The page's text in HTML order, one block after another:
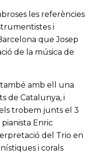
les referències
i
que Josep
de la música de
també amb ell una
de Catalunya, i
trobem junts el 3
Enric
del Trio en
i corals